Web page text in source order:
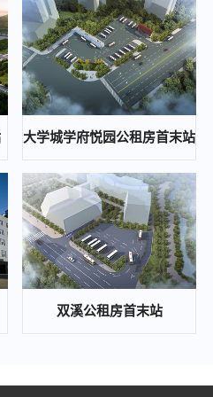
重庆通邑保安服务有限公司2024年度保安人员工作服（含轨道安检工作服）采购服务（第二次）比选邀请公告
重庆东站铁路综合交通枢纽高铁新经济区基础设施工程(开成路兴塘路拓宽及东延伸段、东侧集散通道)一期景观绿化工程、交通工程、照明工程第三方检测中(选)标候选人公示
重庆通邑智慧城市运营管理有限公司公司办公室局部改造项目比选公告
配电工程中(选)标候选人公示
重庆东站铁路综合交通枢纽高铁新经济区基础设施工程（开成路、兴塘路拓宽及东延伸段、东侧集散通道）一期景观绿化工程、交通工程、照明工程第三方检测 答疑补遗通知
配送比选邀请公告
大学城学府悦园公租房首末站
双溪公租房首末站